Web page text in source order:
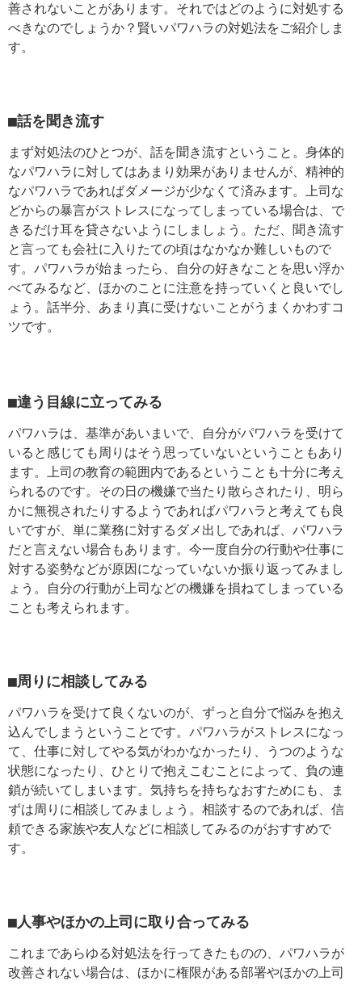
善されないことがあります。それではどのように対処する
べきなのでしょうか？賢いパワハラの対処法をご紹介しま
す。
■話を聞き流す
まず対処法のひとつが、話を聞き流すということ。身体的
なパワハラに対してはあまり効果がありませんが、精神的
なパワハラであればダメージが少なくて済みます。上司な
どからの暴言がストレスになってしまっている場合は、で
きるだけ耳を貸さないようにしましょう。ただ、聞き流す
と言っても会社に入りたての頃はなかなか難しいもので
す。パワハラが始まったら、自分の好きなことを思い浮か
べてみるなど、ほかのことに注意を持っていくと良いでし
ょう。話半分、あまり真に受けないことがうまくかわすコ
ツです。
■違う目線に立ってみる
パワハラは、基準があいまいで、自分がパワハラを受けて
いると感じても周りはそう思っていないということもあり
ます。上司の教育の範囲内であるということも十分に考え
られるのです。その日の機嫌で当たり散らされたり、明ら
かに無視されたりするようであればパワハラと考えても良
いですが、単に業務に対するダメ出しであれば、パワハラ
だと言えない場合もあります。今一度自分の行動や仕事に
対する姿勢などが原因になっていないか振り返ってみまし
ょう。自分の行動が上司などの機嫌を損ねてしまっている
ことも考えられます。
■周りに相談してみる
パワハラを受けて良くないのが、ずっと自分で悩みを抱え
込んでしまうということです。パワハラがストレスになっ
て、仕事に対してやる気がわかなかったり、うつのような
状態になったり、ひとりで抱えこむことによって、負の連
鎖が続いてしまいます。気持ちを持ちなおすためにも、ま
ずは周りに相談してみましょう。相談するのであれば、信
頼できる家族や友人などに相談してみるのがおすすめで
す。
■人事やほかの上司に取り合ってみる
これまであらゆる対処法を行ってきたものの、パワハラが
改善されない場合は、ほかに権限がある部署やほかの上司